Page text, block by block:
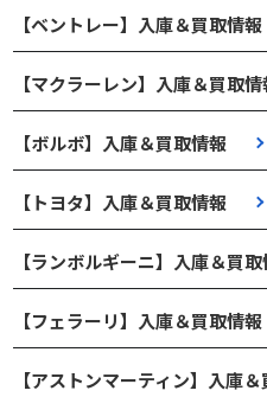
【ベントレー】入庫＆買取情報
【マクラーレン】入庫＆買取
【ボルボ】入庫＆買取情報
【トヨタ】入庫＆買取情報
【ランボルギーニ】入庫＆買
【フェラーリ】入庫＆買取情報
【アストンマーティン】入庫